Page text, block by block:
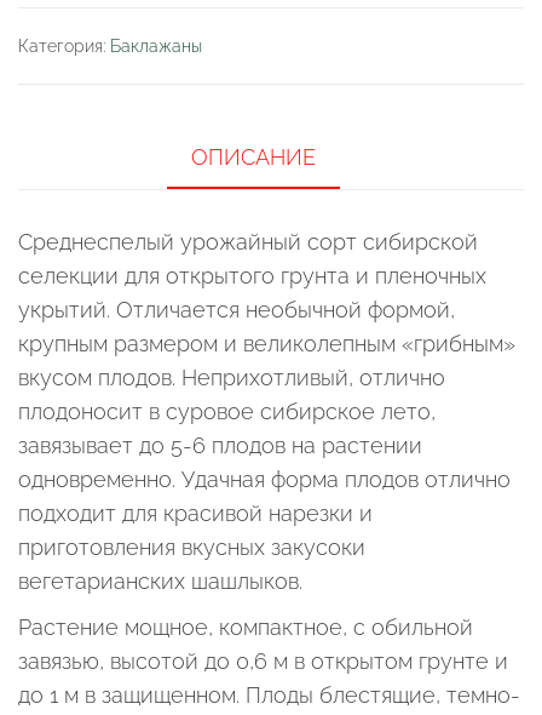
"Сибирский
Категория: Баклажаны
ОПИСАНИЕ
Среднеспелый урожайный сорт сибирской
селекции для открытого грунта и пленочных
укрытий. Отличается необычной формой,
крупным размером и великолепным «грибным»
вкусом плодов. Неприхотливый, отлично
плодоносит в суровое сибирское лето,
завязывает до 5-6 плодов на растении
одновременно. Удачная форма плодов отлично
подходит для красивой нарезки и
приготовления вкусных закусоки
вегетарианских шашлыков.
Растение мощное, компактное, с обильной
завязью, высотой до 0,6 м в открытом грунте и
до 1 м в защищенном. Плоды блестящие, темно-